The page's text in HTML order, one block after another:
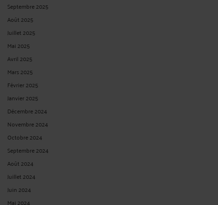
Septembre 2025
Août 2025
Juillet 2025
Mai 2025
Avril 2025
Mars 2025
Février 2025
Janvier 2025
Décembre 2024
Novembre 2024
Octobre 2024
Septembre 2024
Août 2024
Juillet 2024
Juin 2024
Mai 2024